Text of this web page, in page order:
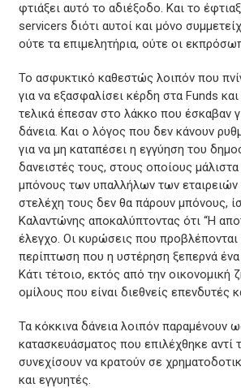
φτιάξει αυτό το αδιέξοδο. Και το
servicers διότι αυτοί και μόνο
ούτε τα επιμελητήρια, ούτε οι
Το ασφυκτικό καθεστώς λοιπόν που
για να εξασφαλίσει κέρδη στα Funds
τελικά έπεσαν στο λάκκο που έσκαβαν
δάνεια. Και ο λόγος που δεν κάνουν
για να μη καταπέσει η εγγύηση του
δανειστές τους, στους οποίους
μπόνους των υπαλλήλων των εταιρειών
στελέχη τους δεν θα πάρουν μπόνους,
Καλαντώνης αποκαλύπτοντας ότι “Η
έλεγχο. Οι κυρώσεις που
περίπτωση που η υστέρηση ξεπερνά
Κάτι τέτοιο, εκτός από την οικονομική
ομίλους που είναι διεθνείς
Τα κόκκινα δάνεια λοιπόν παραμένουν
κατασκευάσματος που επιλέχθηκε
συνεχίσουν να κρατούν σε
και εγγυητές.